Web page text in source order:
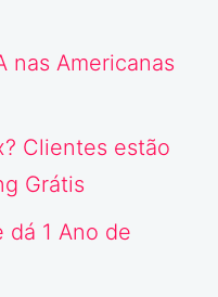
nas Americanas
Clientes estão
Grátis
dá 1 Ano de